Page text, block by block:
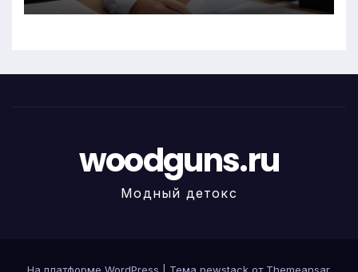
woodguns.ru
Модный детокс